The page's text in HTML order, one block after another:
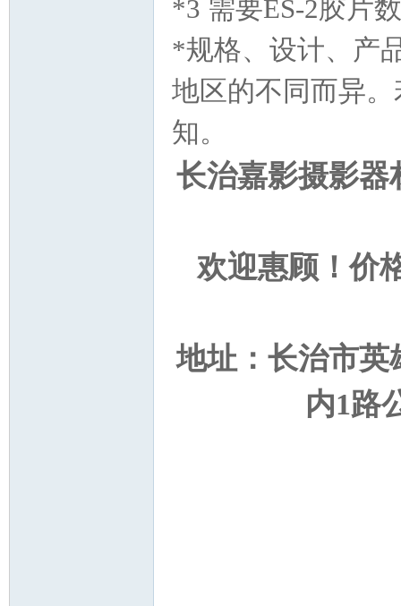
*3 需要ES-2胶片
*规格、设计、产
地区的不同而异
知。
长治嘉影摄影器
欢迎惠顾！价
地址：长治市英
内1路